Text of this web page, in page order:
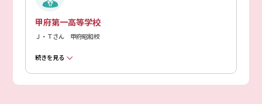
甲府第一高等学校
Ｊ・Ｔさん 甲府昭和校
続きを見る